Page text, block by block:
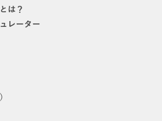
は？
レーター